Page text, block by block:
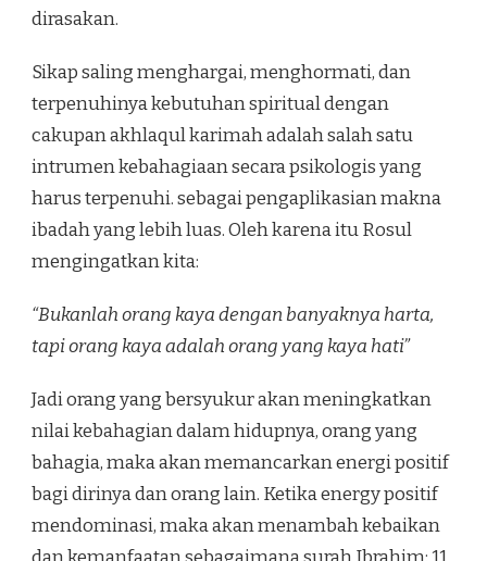
dirasakan.
Sikap saling menghargai, menghormati, dan
terpenuhinya kebutuhan spiritual dengan
cakupan akhlaqul karimah adalah salah satu
intrumen kebahagiaan secara psikologis yang
harus terpenuhi. sebagai pengaplikasian makna
ibadah yang lebih luas. Oleh karena itu Rosul
mengingatkan kita:
“Bukanlah orang kaya dengan banyaknya harta,
tapi orang kaya adalah orang yang kaya hati”
Jadi orang yang bersyukur akan meningkatkan
nilai kebahagian dalam hidupnya, orang yang
bahagia, maka akan memancarkan energi positif
bagi dirinya dan orang lain. Ketika energy positif
mendominasi, maka akan menambah kebaikan